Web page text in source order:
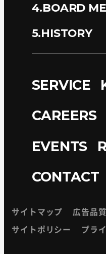
4.BOARD
5.HISTORY
SERVICE
CAREERS
EVENTS
CONTACT
サイトマップ
広告品
サイトポリシー
プラ